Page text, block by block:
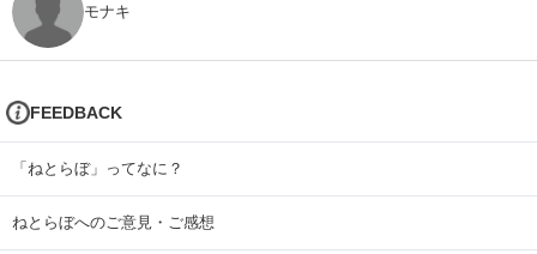
モナキ
FEEDBACK
「ねとらぼ」ってなに？
ねとらぼへのご意見・ご感想